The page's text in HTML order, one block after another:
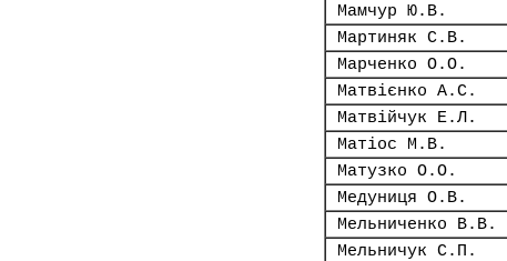
Мамчур Ю.В.
Мартиняк С.В.
Марченко О.О.
Матвієнко А.С.
Матвійчук Е.Л.
Матіос М.В.
Матузко О.О.
Медуниця О.В.
Мельниченко В.В.
Мельничук С.П.